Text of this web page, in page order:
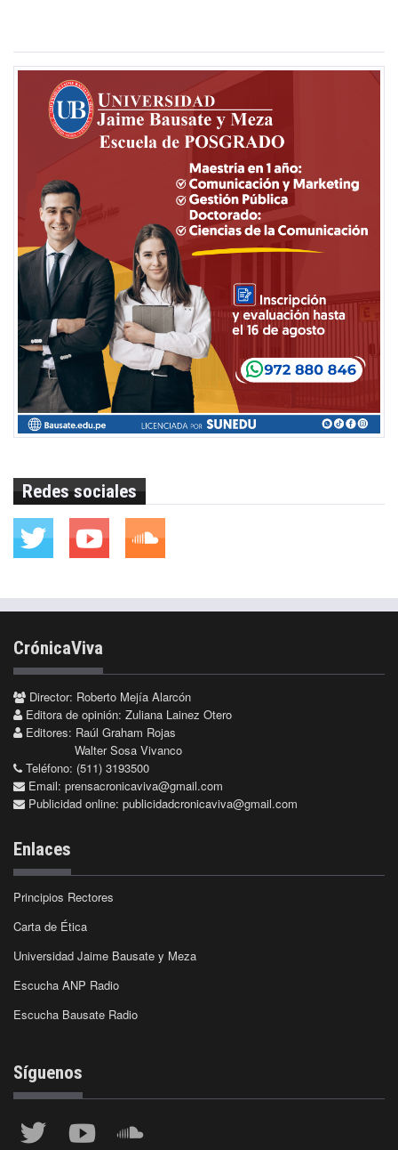
Redes sociales
CrónicaViva
Director: Roberto Mejía Alarcón
Editora de opinión: Zuliana Lainez Otero
Editores: Raúl Graham Rojas
Walter Sosa Vivanco
Teléfono: (511) 3193500
Email: prensacronicaviva@gmail.com
Publicidad online: publicidadcronicaviva@gmail.com
Enlaces
Principios Rectores
Carta de Ética
Universidad Jaime Bausate y Meza
Escucha ANP Radio
Escucha Bausate Radio
Síguenos